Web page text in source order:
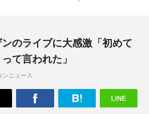
t
e
のライブに大感激「初めて
て言われた」
ンニュース